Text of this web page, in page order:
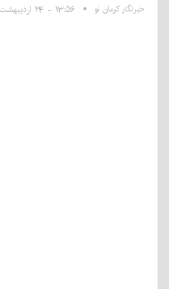
خبرنگار کرمان نو ۱۳:۵۶ - ۲۴ اردیبهشت ۱۴۰۱